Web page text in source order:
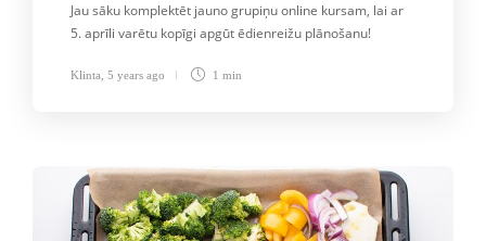
Jau sāku komplektēt jauno grupiņu online kursam, lai ar
5. aprīli varētu kopīgi apgūt ēdienreižu plānošanu!
Klinta 5 years ago 1 min